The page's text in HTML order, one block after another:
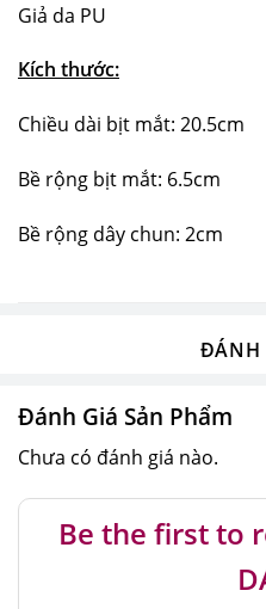
Giả da PU
Kích thước:
Chiều dài bịt mắt: 20.5cm
Bề rộng bịt mắt: 6.5cm
Bề rộng dây chun: 2cm
ĐÁNH
Đánh Giá Sản Phẩm
Chưa có đánh giá nào.
Be the first to